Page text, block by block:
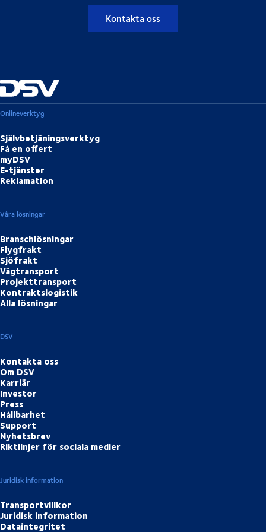
Utländskt pass, utanför EU
Kontakta oss
Onlineverktyg
Självbetjäningsverktyg
Få en offert
myDSV
E-tjänster
Reklamation
Våra lösningar
Branschlösningar
Flygfrakt
Sjöfrakt
Vägtransport
Projekttransport
Kontraktslogistik
Alla lösningar
DSV
Kontakta oss
Om DSV
Karriär
Investor
Press
Hållbarhet
Support
Nyhetsbrev
Riktlinjer för sociala medier
Juridisk information
Transportvillkor
Juridisk information
Dataintegritet